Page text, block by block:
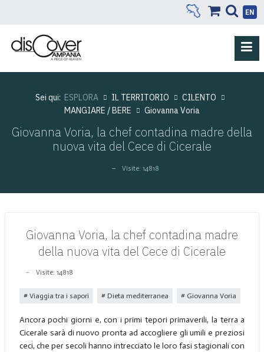
EN
Sei qui: ESPLORA IL TERRITORIO
CILENTO
MANGIARE / BERE
Giovanna Voria
Giovanna Voria, la chef contadina madre della
nuova vita del Cece di Cicerale
Visite: 14818
Giovanna Voria, la chef contadina madre
della nuova vita del Cece di Cicerale
Visite: 14818
Viaggia tra i sapori Dieta mediterranea Giovanna Voria
Ancora pochi giorni e, con i primi tepori primaverili, la terra a
Cicerale sarà di nuovo pronta ad accogliere gli umili e preziosi
ceci, che per secoli hanno intrecciato le loro fasi stagionali con